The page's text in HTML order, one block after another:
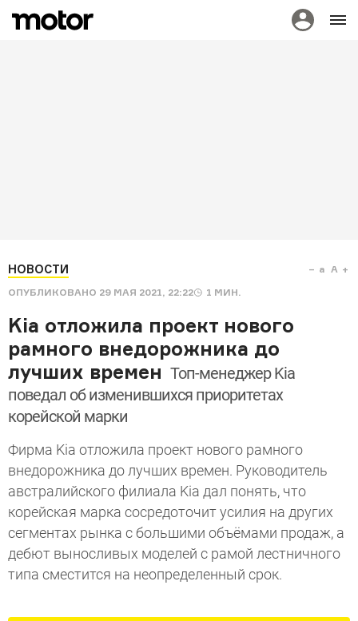
НОВОСТИ
ОПУБЛИКОВАНО 29 МАЯ 2021, 22:22 1 МИН.
a A
Kia отложила проект нового
рамного внедорожника до
лучших времен Топ-менеджер Kia
поведал об изменившихся приоритетах
корейской марки
Фирма Kia отложила проект нового рамного
внедорожника до лучших времен. Руководитель
австралийского филиала Kia дал понять, что
корейская марка сосредоточит усилия на других
сегментах рынка с большими объёмами продаж, а
дебют выносливых моделей с рамой лестничного
типа сместится на неопределенный срок.